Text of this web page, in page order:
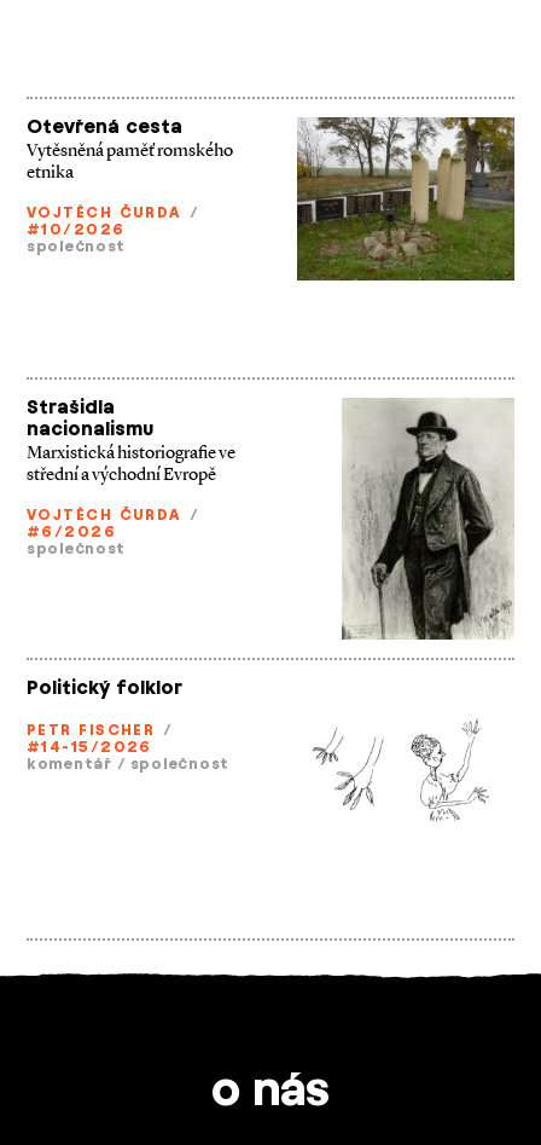
Otevřená cesta
Vytěsněná paměť romského
etnika
VOJTĚCH ČURDA /
#10/2026
společnost
Strašidla
nacionalismu
Marxistická historiografie ve
střední a východní Evropě
VOJTĚCH ČURDA /
#6/2026
společnost
Politický folklor
PETR FISCHER /
#14-15/2026
komentář / společnost
o nás